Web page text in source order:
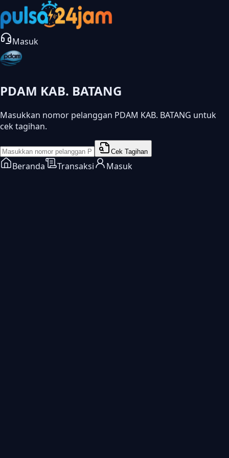
Masuk
PDAM KAB. BATANG
Masukkan nomor pelanggan PDAM KAB. BATANG untuk
cek tagihan.
Cek Tagihan
Beranda Transaksi Masuk